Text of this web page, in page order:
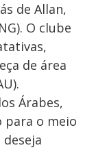
de Allan,
O clube
de área
Árabes,
para o meio